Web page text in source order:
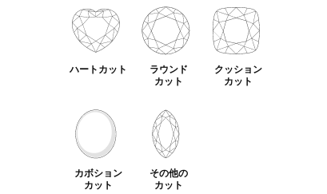
ハートカット
ラウンド
カット
クッション
カット
カボション
カット
その他の
カット